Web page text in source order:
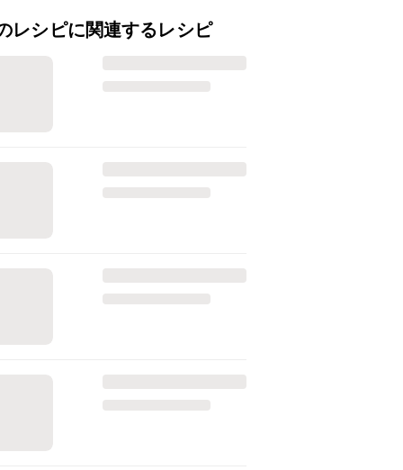
レシピに関連するレシピ